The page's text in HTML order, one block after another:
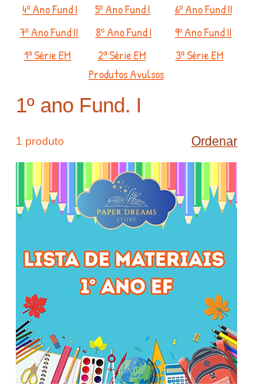
4º Ano Fund I
5º Ano Fund I
6º Ano Fund II
7º Ano Fund II
8º Ano Fund I
9º Ano Fund II
1ª Série EM
2ª Série EM 3ª Série EM
1º ano Fund. I
1 produto Ordenar
Produtos Avulsos